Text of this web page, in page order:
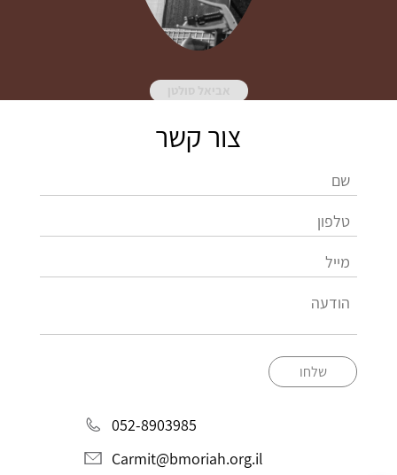
צור קשר
שלחו
052-8903985
Carmit@bmoriah.org.il